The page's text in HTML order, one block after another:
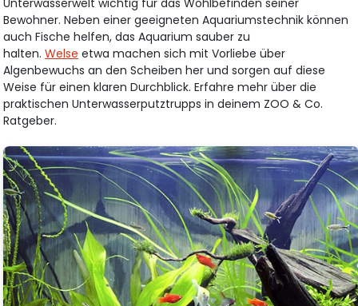
Bewohner. Neben einer geeigneten Aquariumstechnik können
auch Fische helfen, das Aquarium sauber zu
halten.Welse etwa machen sich mit Vorliebe über
Algenbewuchs an den Scheiben her und sorgen auf diese
Weise für einen klaren Durchblick. Erfahre mehr über die
praktischen Unterwasserputztrupps in deinem ZOO & Co.
Ratgeber.